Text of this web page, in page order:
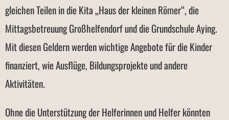
gleichen Teilen in die Kita „Haus der kleinen Römer“, die
Mittagsbetreuung Großhelfendorf und die Grundschule Aying.
Mit diesen Geldern werden wichtige Angebote für die Kinder
finanziert, wie Ausflüge, Bildungsprojekte und andere
Aktivitäten.
Ohne die Unterstützung der Helferinnen und Helfer könnten